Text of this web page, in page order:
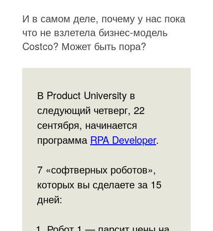
И в самом деле, почему у нас пока
что не взлетела бизнес-модель
Costco? Может быть пора?
В Product University в
следующий четверг, 22
сентября, начинается
программа RPA Developer.
7 «софтверных роботов»,
которых вы сделаете за 15
дней: